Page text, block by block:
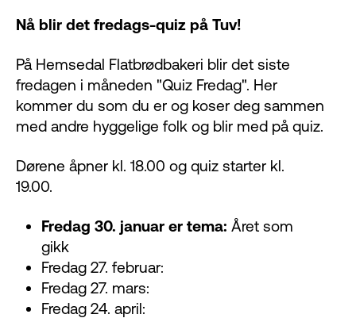
Nå blir det fredags-quiz på Tuv!
På Hemsedal Flatbrødbakeri blir det siste
fredagen i måneden "Quiz Fredag". Her
kommer du som du er og koser deg sammen
med andre hyggelige folk og blir med på quiz.
Dørene åpner kl. 18.00 og quiz starter kl.
19.00.
Fredag 30. januar er tema: Året som
gikk
Fredag 27. februar:
Fredag 27. mars:
Fredag 24. april: